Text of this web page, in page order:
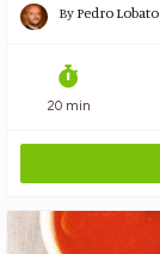
ByPedro Lobato
20 min